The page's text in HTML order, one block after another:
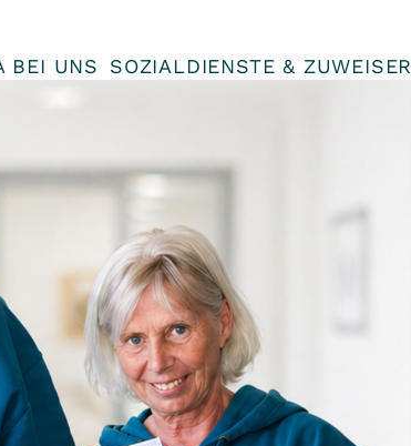
BEI UNS SOZIALDIENSTE & ZUWEISER